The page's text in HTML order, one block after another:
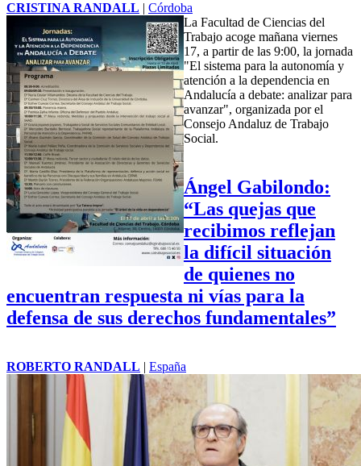
CRISTINA RANDALL | Córdoba
La Facultad de Ciencias del
Trabajo acoge mañana viernes
17, a partir de las 9:00, la jornada
"El sistema para la autonomía y
atención a la dependencia en
Andalucía a debate: analizar para
avanzar", organizada por el
Consejo Andaluz de Trabajo
Social.
Ángel Gabilondo:
“Las quejas que
recibimos reflejan
la difícil situación
de quienes no
encuentran respuesta ni vías para la
defensa de sus derechos fundamentales”
ROBERTO RANDALL | España